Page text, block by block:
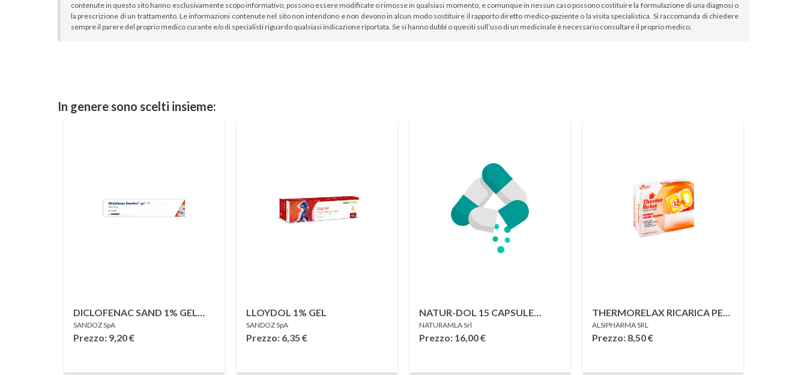
contenute in questo sito hanno esclusivamente scopo informativo, possono essere modificate o rimosse in qualsiasi momento, e comunque in nessun caso possono costituire la formulazione di una diagnosi o
la prescrizione di un trattamento. Le informazioni contenute nel sito non intendono e non devono in alcun modo sostituire il rapporto diretto medico-paziente o la visita specialistica. Si raccomanda di chiedere
sempre il parere del proprio medico curante e/o di specialisti riguardo qualsiasi indicazione riportata. Se si hanno dubbi o quesiti sull’uso di un medicinale è necessario consultare il proprio medico.
In genere sono scelti insieme:
DICLOFENAC SAND 1% GEL
USO TOPICO 50 G
SANDOZ SpA
Prezzo: 9,20€
LLOYDOL 1% GEL
SANDOZ SpA
Prezzo: 6,35 €
NATUR-DOL 15 CAPSULE
ACIDO-RESISTENTI
NATURAMLA Srl
Prezzo: 16,00€
THERMORELAX RICARICA PER
FASCIA DOLORE LOMBARE 6
DISPOSITIVI
ALSIPHARMA SRL
Prezzo: 8,50€